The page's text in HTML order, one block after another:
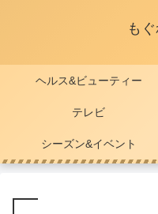
も
ヘルス&ビューティー
テレビ
シーズン&イベント